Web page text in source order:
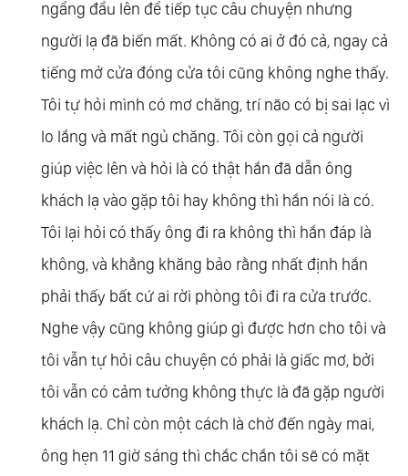
ngẩng đầu lên để tiếp tục câu chuyện nhưng
người lạ đã biến mất. Không có ai ở đó cả, ngay cả
tiếng mở cửa đóng cửa tôi cũng không nghe thấy.
Tôi tự hỏi mình có mơ chăng, trí não có bị sai lạc vì
lo lắng và mất ngủ chăng. Tôi còn gọi cả người
giúp việc lên và hỏi là có thật hắn đã dẫn ông
khách lạ vào gặp tôi hay không thì hắn nói là có.
Tôi lại hỏi có thấy ông đi ra không thì hắn đáp là
không, và khẳng khăng bảo rằng nhất định hắn
phải thấy bất cứ ai rời phòng tôi đi ra cửa trước.
Nghe vậy cũng không giúp gì được hơn cho tôi và
tôi vẫn tự hỏi câu chuyện có phải là giấc mơ, bởi
tôi vẫn có cảm tưởng không thực là đã gặp người
khách lạ. Chỉ còn một cách là chờ đến ngày mai,
ông hẹn 11 giờ sáng thì chắc chắn tôi sẽ có mặt